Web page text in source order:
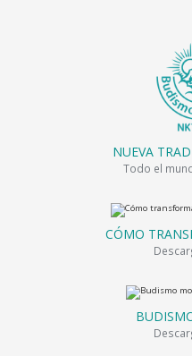
NUEVA
Todo el
CÓMO